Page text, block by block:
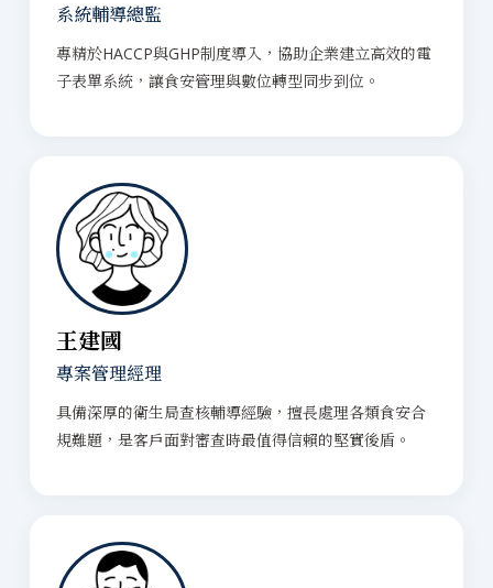
系統輔導總監
專精於HACCP與GHP制度導入，協助企業建立高效的電
子表單系統，讓食安管理與數位轉型同步到位。
王建國
專案管理經理
具備深厚的衛生局查核輔導經驗，擅長處理各類食安合
規難題，是客戶面對審查時最值得信賴的堅實後盾。